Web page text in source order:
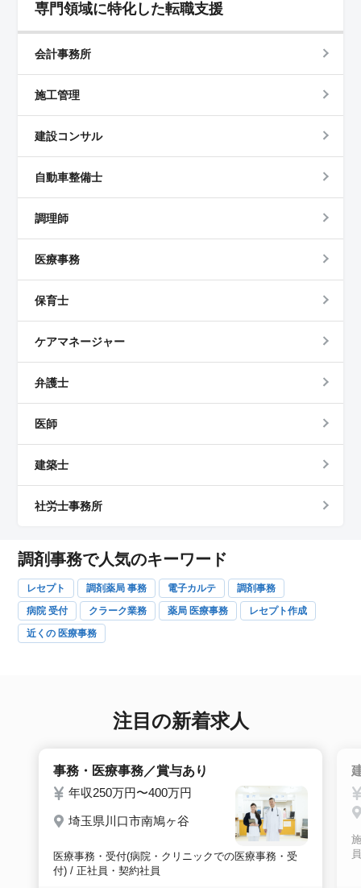
専門領域に特化した転職支援
会計事務所
施工管理
建設コンサル
自動車整備士
調理師
医療事務
保育士
ケアマネージャー
弁護士
医師
建築士
社労士事務所
調剤事務で人気のキーワード
レセプト 調剤薬局 事務 電子カルテ
調剤事務
病院 受付
クラーク業務 薬局 医療事務
レセプト作成
近くの 医療事務
注目の新着求人
事務・医療事務／賞与あり
年収250万円〜400万円
埼玉県川口市南鳩ヶ谷
医療事務・受付(病院・クリニックでの医療事務・受
付) / 正社員・契約社員
員